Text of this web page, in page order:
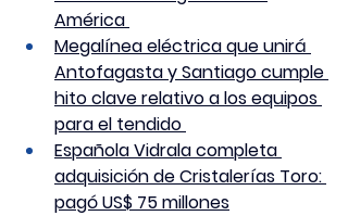
América
Megalínea eléctrica que unirá
Antofagasta y Santiago cumple
hito clave relativo a los equipos
para el tendido
Española Vidrala completa
adquisición de Cristalerías Toro:
pagó US$ 75 millones